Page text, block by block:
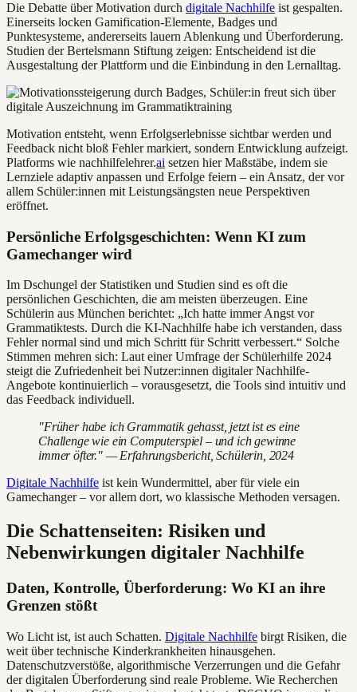
Die Debatte über Motivation durch digitale Nachhilfe ist gespalten.
Einerseits locken Gamification-Elemente, Badges und
Punktesysteme, andererseits lauern Ablenkung und Überforderung.
Studien der Bertelsmann Stiftung zeigen: Entscheidend ist die
Ausgestaltung der Plattform und die Einbindung in den Lernalltag.
Motivation entsteht, wenn Erfolgserlebnisse sichtbar werden und
Feedback nicht bloß Fehler markiert, sondern Entwicklung aufzeigt.
Platforms wie nachhilfelehrer.ai setzen hier Maßstäbe, indem sie
Lernziele adaptiv anpassen und Erfolge feiern – ein Ansatz, der vor
allem Schüler:innen mit Leistungsängsten neue Perspektiven
eröffnet.
Persönliche Erfolgsgeschichten: Wenn KI zum
Gamechanger wird
Im Dschungel der Statistiken und Studien sind es oft die
persönlichen Geschichten, die am meisten überzeugen. Eine
Schülerin aus München berichtet: „Ich hatte immer Angst vor
Grammatiktests. Durch die KI-Nachhilfe habe ich verstanden, dass
Fehler normal sind und mich Schritt für Schritt verbessert.“ Solche
Stimmen mehren sich: Laut einer Umfrage der Schülerhilfe 2024
steigt die Zufriedenheit bei Nutzer:innen digitaler Nachhilfe-
Angebote kontinuierlich – vorausgesetzt, die Tools sind intuitiv und
das Feedback individuell.
"Früher habe ich Grammatik gehasst, jetzt ist es eine
Challenge wie ein Computerspiel – und ich gewinne
immer öfter." — Erfahrungsbericht, Schülerin, 2024
Digitale Nachhilfe ist kein Wundermittel, aber für viele ein
Gamechanger – vor allem dort, wo klassische Methoden versagen.
Die Schattenseiten: Risiken und
Nebenwirkungen digitaler Nachhilfe
Daten, Kontrolle, Überforderung: Wo KI an ihre
Grenzen stößt
Wo Licht ist, ist auch Schatten. Digitale Nachhilfe birgt Risiken, die
weit über technische Kinderkrankheiten hinausgehen.
Datenschutzverstöße, algorithmische Verzerrungen und die Gefahr
der digitalen Überforderung sind reale Probleme. Wie Recherchen